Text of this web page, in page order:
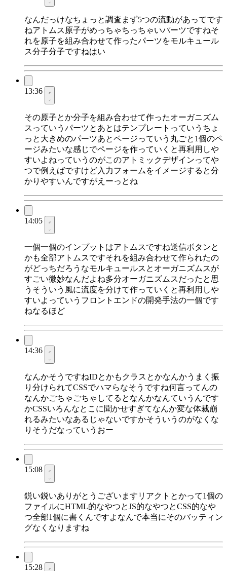
なんだっけなちょっと調査まず5つの流動があってです
ねアトムス原子がめっちゃちっちゃいパーツですねそ
れを原子を組み合わせて作ったパーツをモルキュール
ス分子分子ですねはい
13:36
その原子とか分子を組み合わせて作ったオーガニズム
スっていうパーツとあとはテンプレートっていうちょ
っと大きめのパーツあとページっていう丸ごと1個のペ
ージみたいな感じでページを作っていくと再利用しや
すいよねっていうのがこのアトミックデザインってや
つで例えばですけど入力フォームをイメージすると分
かりやすいんですがえーっとね
14:05
一個一個のインプットはアトムスですね送信ボタンと
かも全部アトムスですそれを組み合わせて作られたの
がどっちだろうなモルキュールスとオーガニズムスが
すごい微妙なんだよね多分オーガニズムスだったと思
うそういう風に流度を分けて作っていくと再利用しや
すいよっていうフロントエンドの開発手法の一個です
ねなるほど
14:36
なんかそうですねIDとかもクラスとかなんかうまく振
り分けられてCSSでハマらなそうですね何言ってんの
なんかごちゃごちゃしてるとなんかなんていうんです
かCSSいろんなとこに聞かせすぎてなんか変な体裁崩
れるみたいなあるじゃないですかそういうのがなくな
りそうだなっていうおー
15:08
鋭い鋭いありがとうございますリアクトとかって1個の
ファイルにHTML的なやつとJS的なやつとCSS的なや
つ全部1個に書くんですよなんで本当にそのバッティン
グなくなりますね
15:28